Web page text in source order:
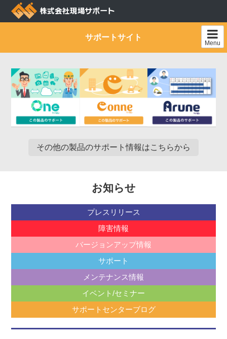
Skip
サポートサイト
Menu
その他の製品のサポート情報はこちらから
お知らせ
プレスリリース
障害情報
バージョンアップ情報
サポート
メンテナンス情報
イベント/セミナー
サポートセンターブログ